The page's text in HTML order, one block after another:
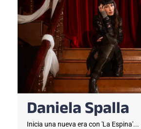
Daniela Spalla
Inicia una nueva era con 'La Espina'...